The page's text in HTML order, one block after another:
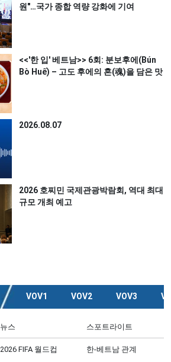
원"…국가 종합 역량 강화에 기여
<<'한 입' 베트남>> 6회: 분보후에(Bún
Bò Huế) – 고도 후에의 혼(魂)을 담은 맛
2026.08.07
2026 호찌민 국제관광박람회, 역대 최대
규모 개최 예고
VOV1 VOV2 VOV3
뉴스 스포트라이트
2026 FIFA 월드컵 한-베트남 관계